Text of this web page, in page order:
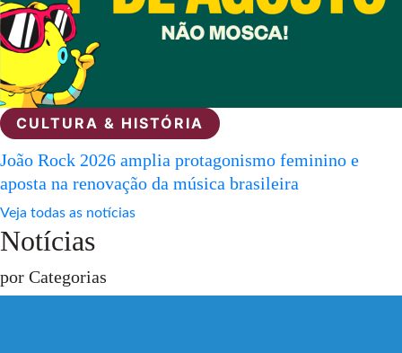
CULTURA & HISTÓRIA
João Rock 2026 amplia protagonismo feminino e
aposta na renovação da música brasileira
Veja todas as notícias
Notícias
por Categorias